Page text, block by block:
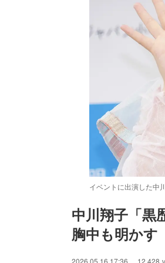
イベントに出演した中
中川翔子「黒
胸中も明かす
2026.05.16 17:36 12,428